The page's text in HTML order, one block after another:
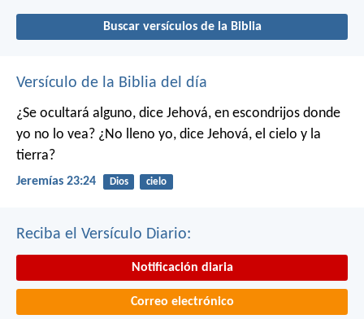
Buscar versículos de la Biblia
Versículo de la Biblia del día
¿Se ocultará alguno, dice Jehová, en escondrijos donde
yo no lo vea? ¿No lleno yo, dice Jehová, el cielo y la
tierra?
Jeremías 23:24 Dios cielo
Reciba el Versículo Diario:
Notificación diaria
Correo electrónico